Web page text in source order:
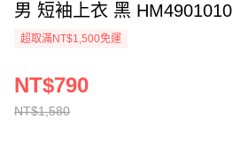
男 短袖上衣 黑 HM4901010
超取滿NT$1,500免運
NT$1,580
NT$790